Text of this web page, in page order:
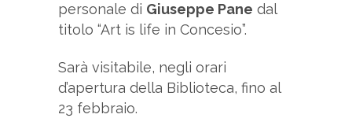
personale di Giuseppe Pane dal
titolo “Art is life in Concesio”.
Sarà visitabile, negli orari
d’apertura della Biblioteca, fino al
23 febbraio.